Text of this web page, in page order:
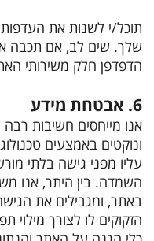
תוכל/י לשנות את
שלך. שים לב, אם תכבה
הדפדפן חלק משירותי
6. אבטחת מידע
אנו מייחסים חשיבות
ונוקטים באמצעים
עליו מפני גישה בלתי
באתר, ומגבילים את
הזקוקים לו לצורך מילוי